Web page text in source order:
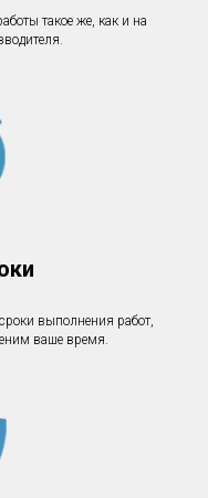
такое же, как и на
выполнения работ,
ваше время.